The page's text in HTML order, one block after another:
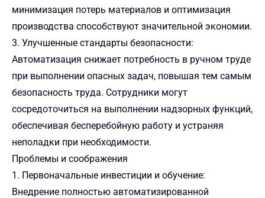
минимизация потерь материалов и оптимизация
производства способствуют значительной экономии.
3. Улучшенные стандарты безопасности:
Автоматизация снижает потребность в ручном труде
при выполнении опасных задач, повышая тем самым
безопасность труда. Сотрудники могут
сосредоточиться на выполнении надзорных функций,
обеспечивая бесперебойную работу и устраняя
неполадки при необходимости.
Проблемы и соображения
1. Первоначальные инвестиции и обучение:
Внедрение полностью автоматизированной